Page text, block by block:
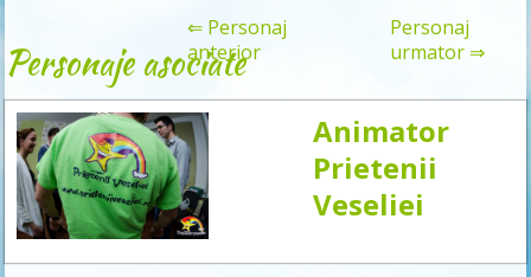
Rezervă
acum
⇐ Personaj
anterior
Personaj
urmator ⇒
Personaje asociate
Animator
Prietenii
Veseliei